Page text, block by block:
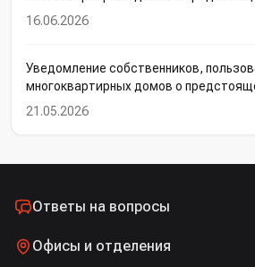
прямые договоры электроснабжения
16.06.2026
Уведомление собственников,
многоквартирных домов о
прямые договоры электроснабжения
21.05.2026
Ответы на вопросы
Офисы и отделения